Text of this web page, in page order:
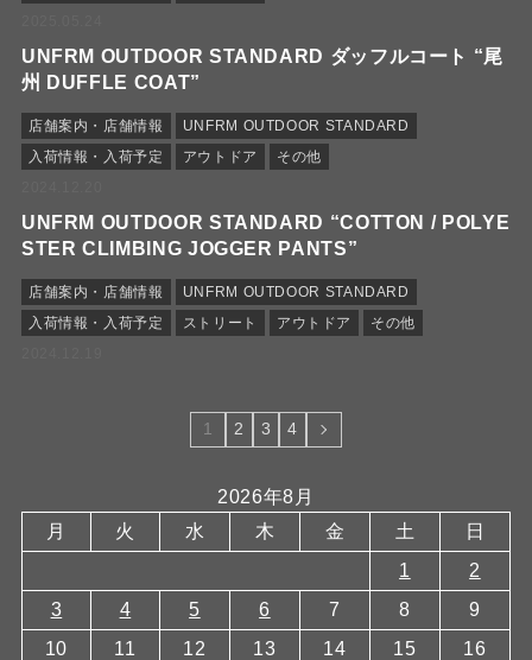
UNFRM OUTDOOR STANDARD ダッフルコート “尾
州 DUFFLE COAT”
店舗案内・店舗情報
UNFRM OUTDOOR STANDARD
入荷情報・入荷予定
アウトドア
その他
UNFRM OUTDOOR STANDARD “COTTON / POLYE
STER CLIMBING JOGGER PANTS”
店舗案内・店舗情報
UNFRM OUTDOOR STANDARD
入荷情報・入荷予定
ストリート アウトドア
その他
1 2 3 4
2026年8月
月
火 水 木 金 土
日
1
2
3
4 5 6 7 8
9
10
11 12 13 14 15 16